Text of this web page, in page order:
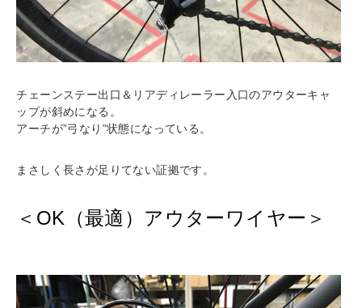
チェーンステー出口＆リアディレーラー入口のアウターキャ
ップが斜めになる。
アーチが”弓なり”状態になっている。
まさしく長さが足りてない証拠です。
＜OK（最適）アウターワイヤー＞